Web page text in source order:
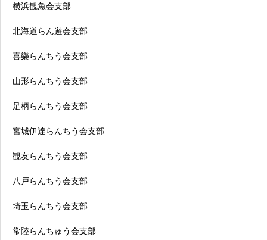
横浜観魚会支部
北海道らん遊会支部
喜樂らんちう会支部
山形らんちう会支部
足柄らんちう会支部
宮城伊達らんちう会支部
観友らんちう会支部
八戸らんちう会支部
埼玉らんちう会支部
常陸らんちゅう会支部